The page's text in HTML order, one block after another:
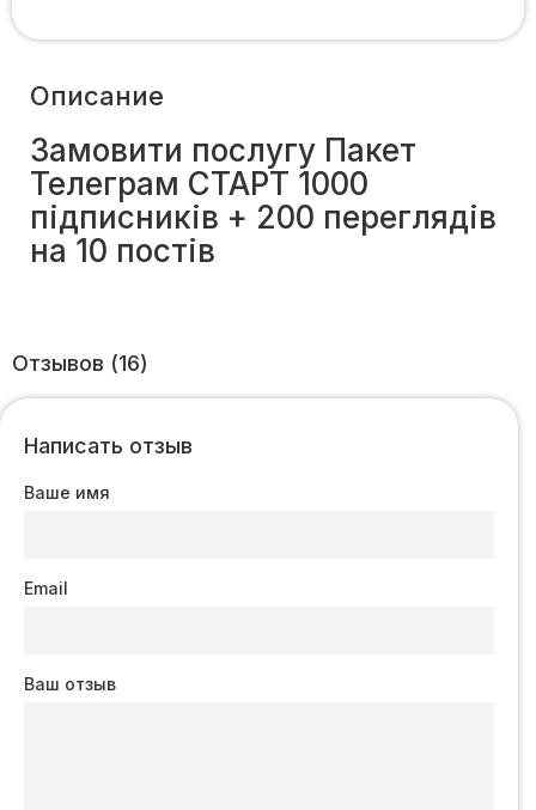
Описание
Замовити послугу Пакет
Телеграм СТАРТ 1000
підписників + 200 переглядів
на 10 постів
Отзывов (16)
Написать отзыв
Ваше имя
Email
Ваш отзыв